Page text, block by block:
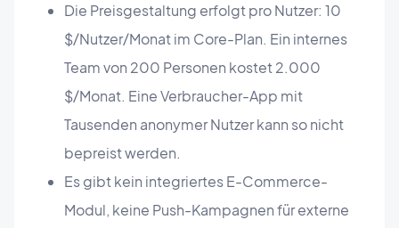
Die Preisgestaltung erfolgt pro Nutzer: 10
$/Nutzer/Monat im Core-Plan. Ein internes
Team von 200 Personen kostet 2.000
$/Monat. Eine Verbraucher-App mit
Tausenden anonymer Nutzer kann so nicht
bepreist werden.
Es gibt kein integriertes E-Commerce-
Modul, keine Push-Kampagnen für externe